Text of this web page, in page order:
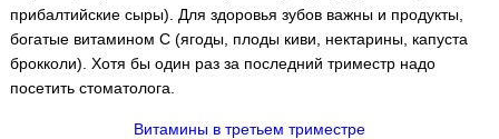
прибалтийские сыры). Для здоровья зубов важны и продукты,
богатые витамином С (ягоды, плоды киви, нектарины, капуста
брокколи). Хотя бы один раз за последний триместр надо
посетить стоматолога.
Витаминыв третьем триместре